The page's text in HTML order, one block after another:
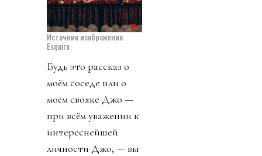
Источник изображения
Esquire
Будь это рассказ о
моём соседе или о
моём свояке Джо —
при всём уважении к
интереснейшей
личности Джо, — вы